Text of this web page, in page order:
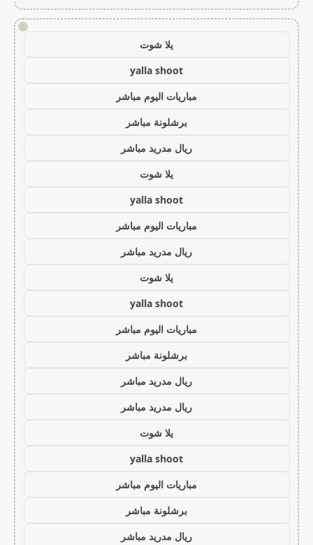
!
يلا شوت
yalla shoot
مباريات اليوم مباشر
برشلونة مباشر
ريال مدريد مباشر
يلا شوت
yalla shoot
مباريات اليوم مباشر
ريال مدريد مباشر
يلا شوت
yalla shoot
مباريات اليوم مباشر
برشلونة مباشر
ريال مدريد مباشر
ريال مدريد مباشر
يلا شوت
yalla shoot
مباريات اليوم مباشر
برشلونة مباشر
ريال مدريد مباشر